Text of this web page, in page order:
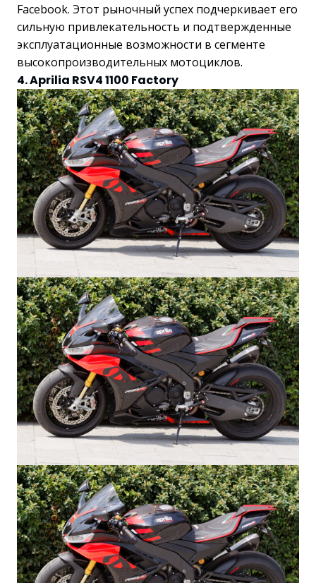
Facebook. Этот рыночный успех подчеркивает его
сильную привлекательность и подтвержденные
эксплуатационные возможности в сегменте
высокопроизводительных мотоциклов.
4. Aprilia RSV4 1100 Factory